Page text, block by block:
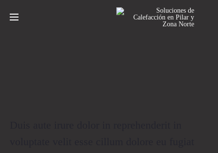
3 cuotas fijas con Galicia y Santander